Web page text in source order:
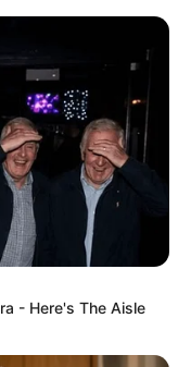
- Here's The Aisle